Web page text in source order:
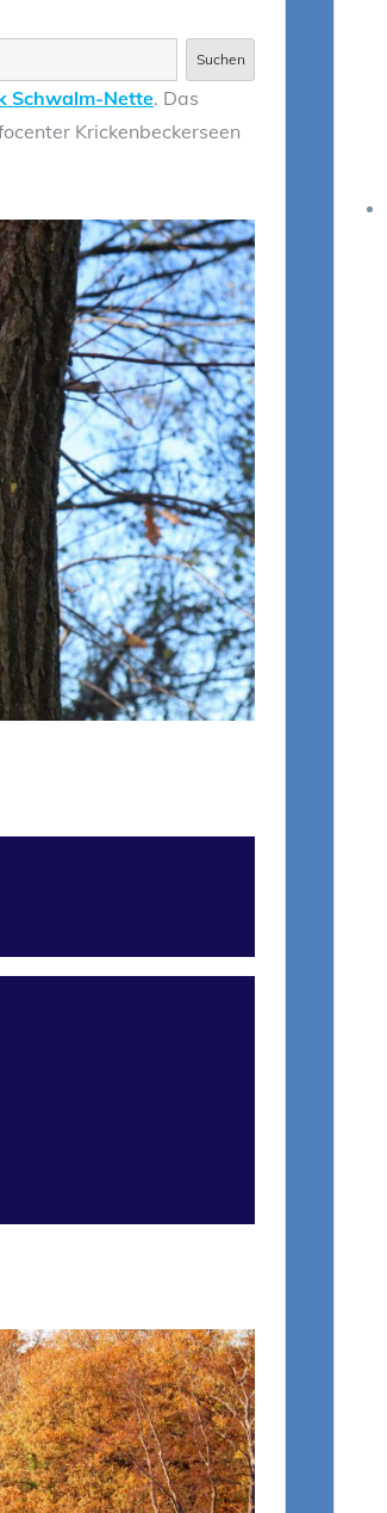
Suchen
Schwalm-Nette. Das
Krickenbeckerseen